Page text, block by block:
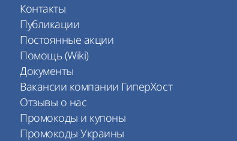
Контакты
Публикации
Постоянные акции
Помощь (Wiki)
Документы
Вакансии компании ГиперХост
Отзывы о нас
Промокоды и купоны
Промокоды Украины